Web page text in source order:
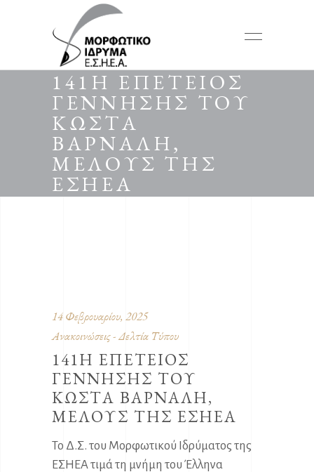
141Η ΕΠΕΤΕΙΟΣ
ΓΕΝΝΗΣΗΣ ΤΟΥ
ΚΩΣΤΑ
ΒΑΡΝΑΛΗ,
ΜΕΛΟΥΣ ΤΗΣ
ΕΣΗΕΑ
14 Φεβρουαρίου, 2025
Ανακοινώσεις - Δελτία Τύπου
141Η ΕΠΕΤΕΙΟΣ
ΓΕΝΝΗΣΗΣ ΤΟΥ
ΚΩΣΤΑ ΒΑΡΝΑΛΗ,
ΜΕΛΟΥΣ ΤΗΣ ΕΣΗΕΑ
Το Δ.Σ. του Μορφωτικού Ιδρύματος της
ΕΣΗΕΑ τιμά τη μνήμη του Έλληνα